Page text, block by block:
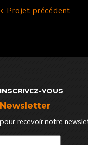
< Projet précédent
INSCRIVEZ-VOUS
Newsletter
pour recevoir notre